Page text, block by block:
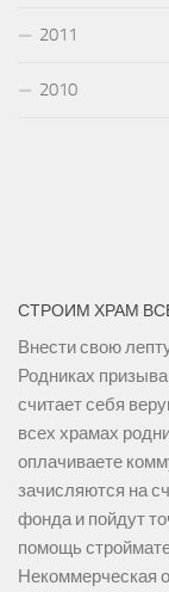
2011
2010
СТРОИМ ХРАМ
Внести свою
Родниках
считает себя
всех храмах
оплачиваете
зачисляются на
фонда и пойдут
помощь
Некоммерческая